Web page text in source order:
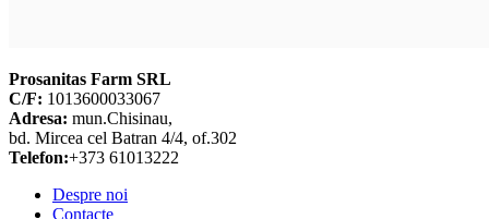
Prosanitas Farm SRL
C/F: 1013600033067
Adresa: mun.Chisinau,
bd. Mircea cel Batran 4/4, of.302
Telefon:+373 61013222
Despre noi
Contacte